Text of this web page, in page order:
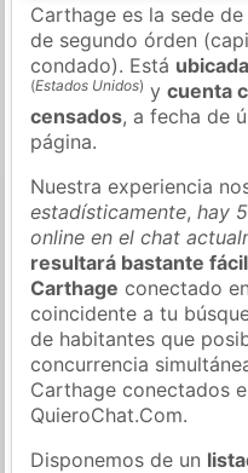
Carthage es la sede
de segundo órden
condado). Está
(Estados Unidos) ycuenta
censados, a fecha de
página.
Nuestra experiencia
estadísticamente,hay
online en el chat
resultará bastante
Carthage conectado
coincidente a tu
de habitantes que
concurrencia
Carthage conectados
QuieroChat.Com.
Disponemos de un